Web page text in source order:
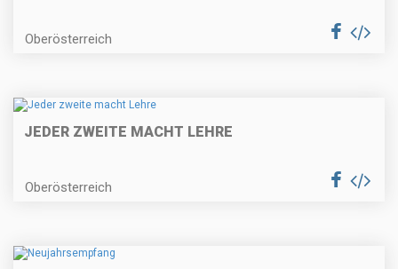
Oberösterreich
JEDER ZWEITE MACHT LEHRE
Oberösterreich